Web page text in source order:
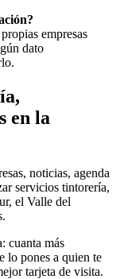
empresas
dato
en la
noticias, agenda
servicios tintorería,
el Valle del
cuanta más
lo pones a quien te
tarjeta de visita.